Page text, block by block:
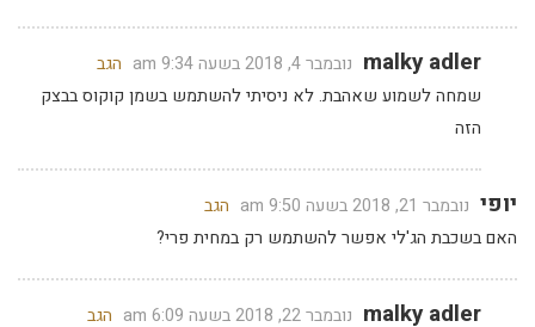
malky adler נובמבר 4, 2018 בשעה 9:34 am
הגב
שמחה לשמוע שאהבת. לא ניסיתי להשתמש בשמן קוקוס בבצק
הזה
יופי נובמבר 21, 2018 בשעה 9:50 am
הגב
האם בשכבת הג'לי אפשר להשתמש רק במחית פרי?
malky adler נובמבר 22, 2018 בשעה 6:09 am
הגב